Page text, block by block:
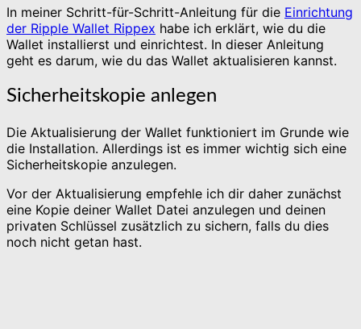
In meiner Schritt-für-Schritt-Anleitung für die Einrichtung
der Ripple Wallet Rippex habe ich erklärt, wie du die
Wallet installierst und einrichtest. In dieser Anleitung
geht es darum, wie du das Wallet aktualisieren kannst.
Sicherheitskopie anlegen
Die Aktualisierung der Wallet funktioniert im Grunde wie
die Installation. Allerdings ist es immer wichtig sich eine
Sicherheitskopie anzulegen.
Vor der Aktualisierung empfehle ich dir daher zunächst
eine Kopie deiner Wallet Datei anzulegen und deinen
privaten Schlüssel zusätzlich zu sichern, falls du dies
noch nicht getan hast.